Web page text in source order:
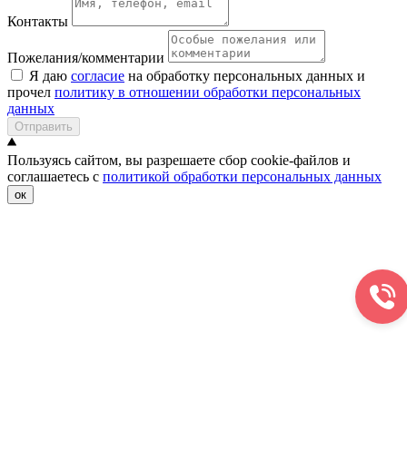
Контакты
Пожелания/комментарии
Я даю согласие на обработку персональных данных и
прочел политику в отношении обработки персональных
данных
Отправить
Пользуясь сайтом, вы разрешаете сбор cookie-файлов и
соглашаетесь с политикой обработки персональных данных
ок